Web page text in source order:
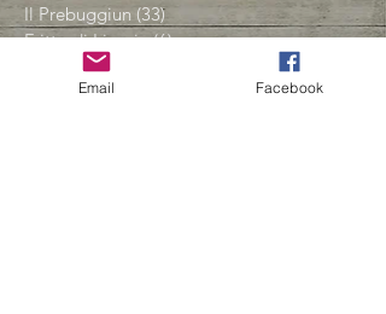
Il Prebuggiun (33) 33 post
Fritto di Liguria (6)6 post
la mia gente
Fior di ... (53)
Email Facebook